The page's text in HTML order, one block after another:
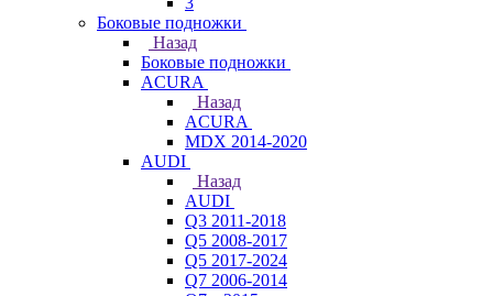
Боковые подножки
Назад
Боковые подножки
ACURA
Назад
ACURA
MDX 2014-2020
AUDI
Назад
AUDI
Q3 2011-2018
Q5 2008-2017
Q5 2017-2024
Q7 2006-2014